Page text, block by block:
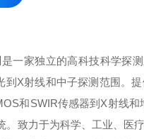
是一家独立的高科技科学探
到 X射线和中子探测范围。
和SWIR传感器到 X射线和
。致力于为科学、工业、医